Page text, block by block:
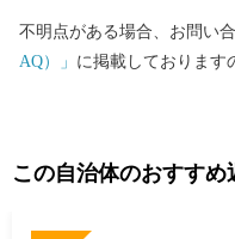
606-3441 メール：support@furusato-
納税のサポート室業務と、
不明点がある場合、お問い
AQ）」 に掲載しております
この自治体のおすすめ